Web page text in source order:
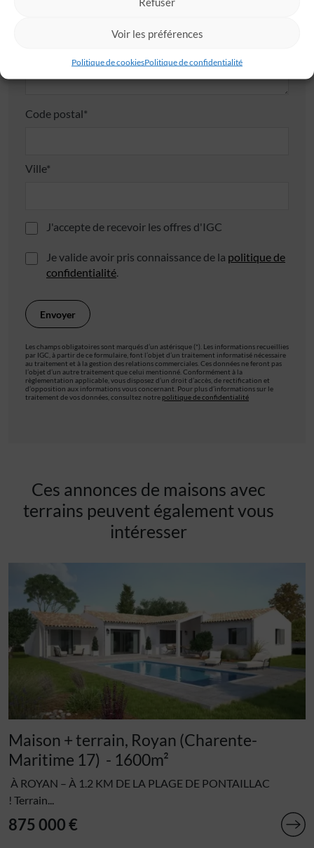
Voir les préférences
Politique de cookiesPolitique de confidentialité
Code postal*
Ville*
J'accepte de recevoir les offres d'IGC
Je valide avoir pris connaissance de la politique de
confidentialité.
Les champs obligatoires sont marqués d’un astérisque (*). Les informations recueillies
par IGC, à partir de ce formulaire, font l’objet d’un traitement informatisé nécessaire
au traitement et à la gestion des relations commerciales. Ces données ne feront pas
l’objet d’un autre traitement que celui mentionné. Conformément à la
règlementation applicable, vous disposez d’un droit d’accès, de rectification et
d’opposition aux informations vous concernant. Pour plus d’informations sur le
traitement de vos données, consultez notre politique de confidentialité
Ces annonces de maisons avec
terrains peuvent également vous
intéresser
Maison + terrain, Royan (Charente-
Maritime 17) - 1600m²
À ROYAN – À 1.2 KM DE LA PLAGE DE PONTAILLAC
! Terrain...
875 000 €